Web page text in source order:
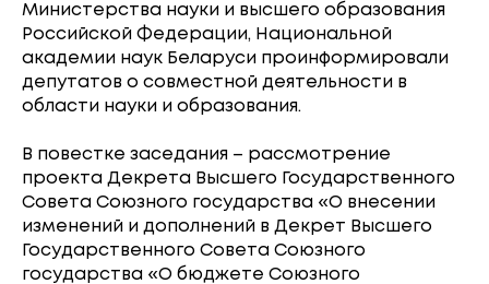
Министерства науки и высшего образования
Российской Федерации, Национальной
академии наук Беларуси проинформировали
депутатов о совместной деятельности в
области науки и образования.
В повестке заседания – рассмотрение
проекта Декрета Высшего Государственного
Совета Союзного государства «О внесении
изменений и дополнений в Декрет Высшего
Государственного Совета Союзного
государства «О бюджете Союзного